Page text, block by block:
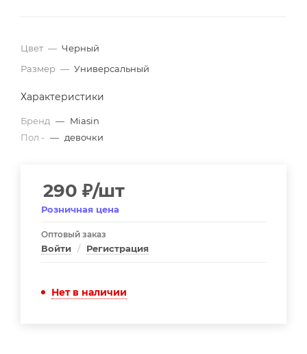
Цвет — Черный
Размер — Универсальный
Характеристики
Бренд — Miasin
Пол - — девочки
290 ₽/шт
Розничная цена
Оптовый заказ
Войти / Регистрация
Нет в наличии